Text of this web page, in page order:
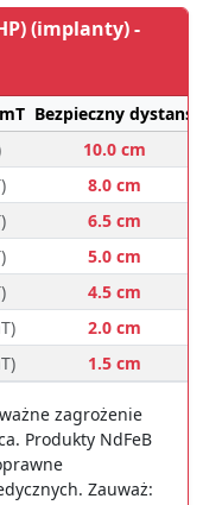
(implanty) -
Bezpieczny dystans
10.0 cm
8.0 cm
6.5 cm
5.0 cm
4.5 cm
2.0 cm
1.5 cm
zagrożenie
Produkty NdFeB
Zauważ: